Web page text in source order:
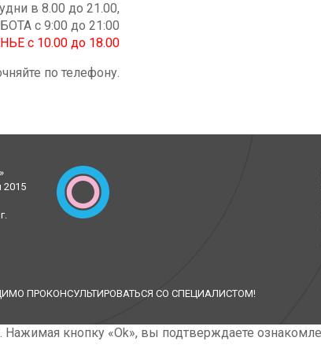
в 8.00 до 21.00,
с 9:00 до 21:00
с 10.00 до 18.00
по телефону.
2015
ПРОКОНСУЛЬТИРОВАТЬСЯ СО СПЕЦИАЛИСТОМ!
. Нажимая кнопку «Ok», вы подтверждаете